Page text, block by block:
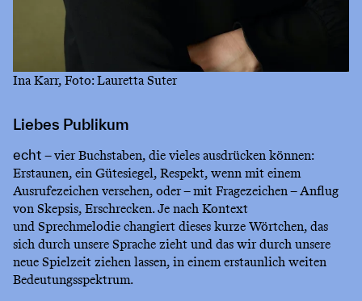
Ina Karr, Foto: Lauretta Suter
Liebes Publikum
echt – vier Buchstaben, die vieles ausdrücken können:
Erstaunen, ein Gütesiegel, Respekt, wenn mit einem
Ausrufezeichen versehen, oder – mit Fragezeichen – Anflug
von Skepsis, Erschrecken. Je nach Kontext
und Sprechmelodie changiert dieses kurze Wörtchen, das
sich durch unsere Sprache zieht und das wir durch unsere
neue Spielzeit ziehen lassen, in einem erstaunlich weiten
Bedeutungsspektrum.